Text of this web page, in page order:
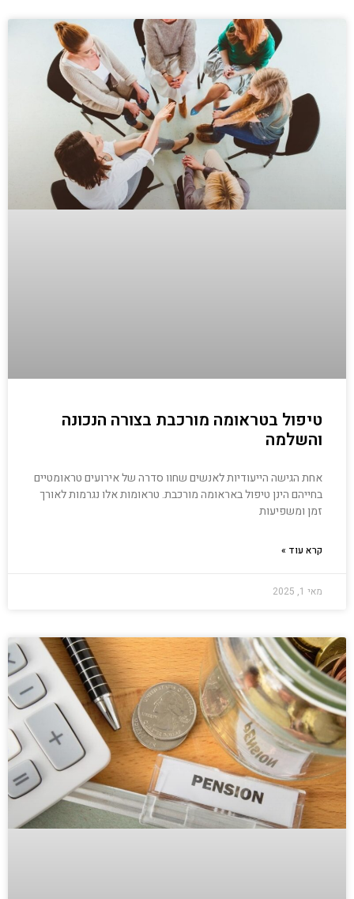
טיפול בטראומה מורכבת בצורה הנכונה
והשלמה
אחת הגישה הייעודיות לאנשים שחוו סדרה של אירועים טראומטיים
בחייהם הינן טיפול באראומה מורכבת. טראומות אלו נגרמות לאורך
זמן ומשפיעות
קרא עוד »
מאי 1, 2025